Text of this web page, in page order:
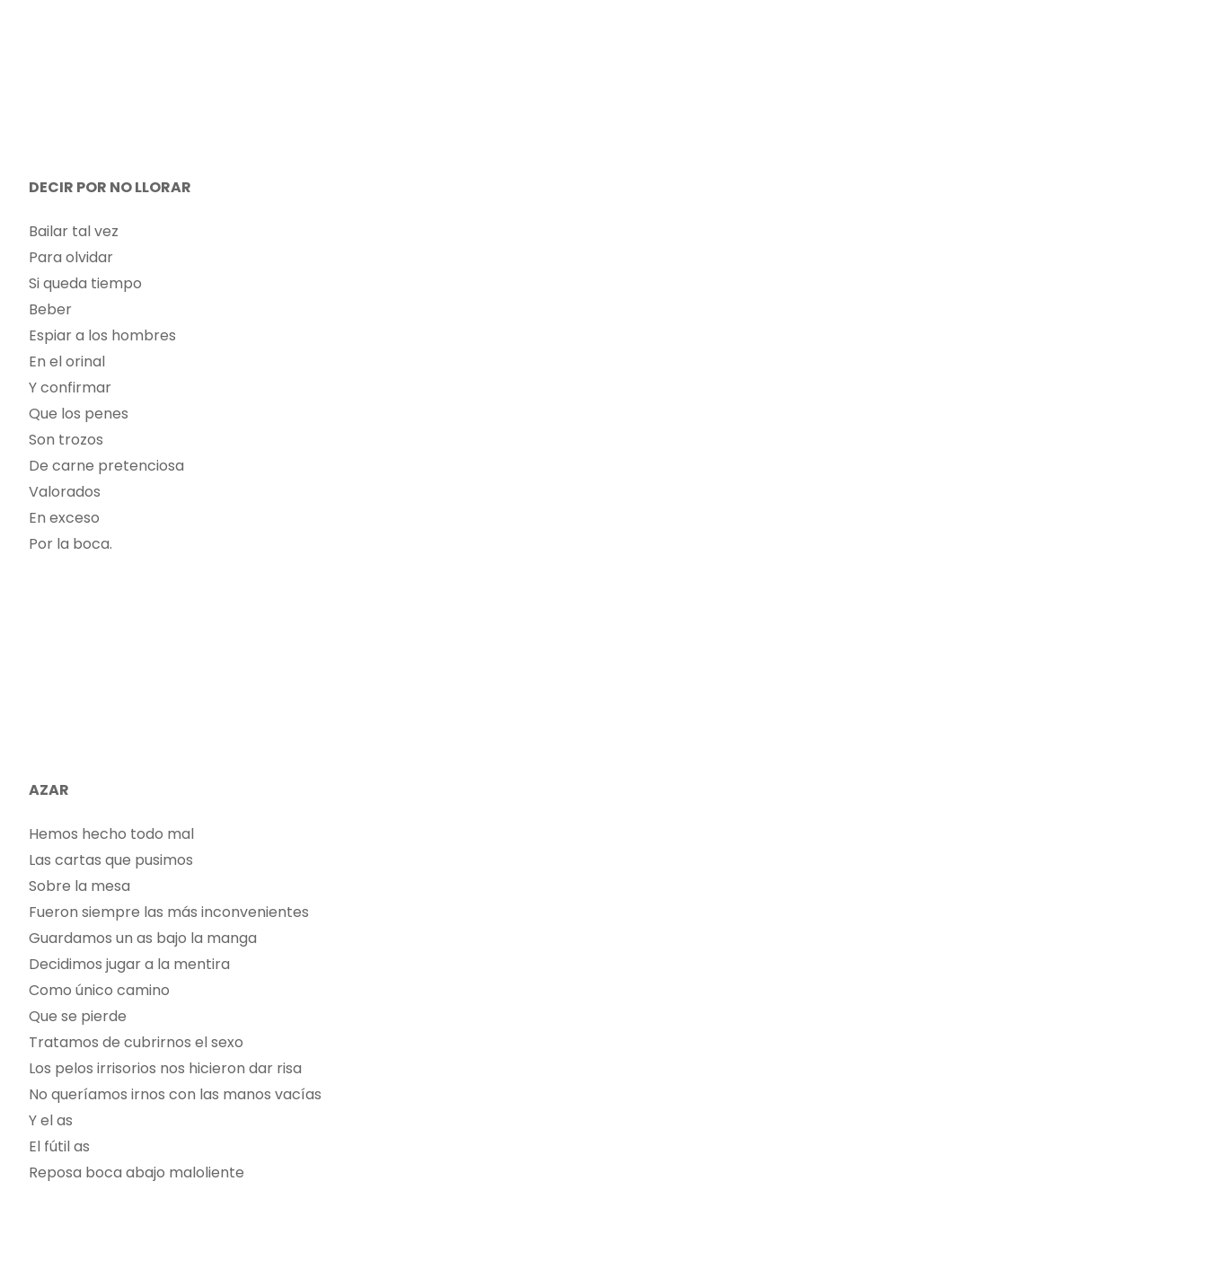
DECIR POR NO LLORAR
Bailar tal vez
Para olvidar
Si queda tiempo
Beber
Espiar a los hombres
En el orinal
Y confirmar
Que los penes
Son trozos
De carne pretenciosa
Valorados
En exceso
Por la boca.
AZAR
Hemos hecho todo mal
Las cartas que pusimos
Sobre la mesa
Fueron siempre las más inconvenientes
Guardamos un as bajo la manga
Decidimos jugar a la mentira
Como único camino
Que se pierde
Tratamos de cubrirnos el sexo
Los pelos irrisorios nos hicieron dar risa
No queríamos irnos con las manos vacías
Y el as
El fútil as
Reposa boca abajo maloliente